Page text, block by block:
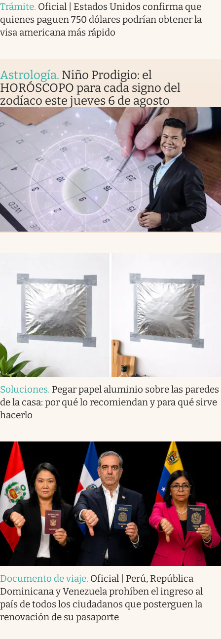
Trámite. Oficial | Estados Unidos confirma que
quienes paguen 750 dólares podrían obtener la
visa americana más rápido
Astrología. Niño Prodigio: el
HORÓSCOPO para cada signo del
zodíaco este jueves 6 de agosto
Soluciones. Pegar papel aluminio sobre las paredes
de la casa: por qué lo recomiendan y para qué sirve
hacerlo
Documento de viaje. Oficial | Perú, República
Dominicana y Venezuela prohíben el ingreso al
país de todos los ciudadanos que posterguen la
renovación de su pasaporte